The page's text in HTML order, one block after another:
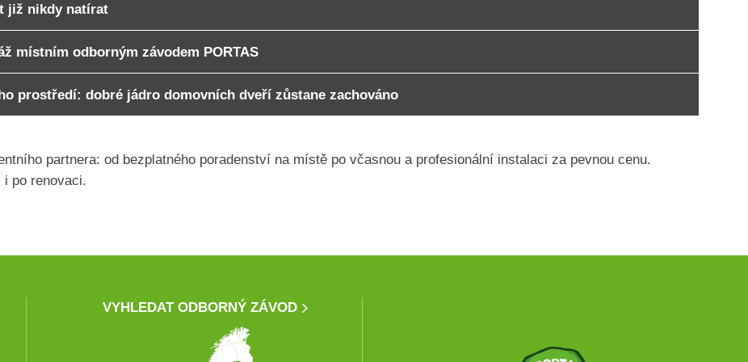
již nikdy natírat
místním odborným závodem PORTAS
prostředí: dobré jádro domovních dveří zůstane zachováno
partnera: od bezplatného poradenství na místě po včasnou a profesionální instalaci za pevnou cenu.
i po renovaci.
VYHLEDAT ODBORNÝ ZÁVOD